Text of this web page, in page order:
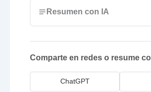
Resumen con IA
Comparte en redes o resume
ChatGPT